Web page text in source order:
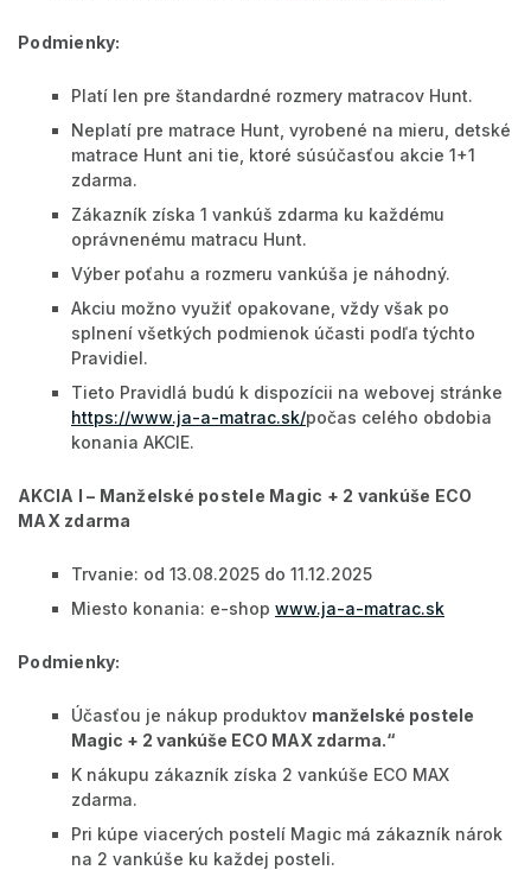
Podmienky:
Platí len pre štandardné rozmery matracov Hunt.
Neplatí pre matrace Hunt, vyrobené na mieru, detské
matrace Hunt ani tie, ktoré súsúčasťou akcie 1+1
zdarma.
Zákazník získa 1 vankúš zdarma ku každému
oprávnenému matracu Hunt.
Výber poťahu a rozmeru vankúša je náhodný.
Akciu možno využiť opakovane, vždy však po
splnení všetkých podmienok účasti podľa týchto
Pravidiel.
Tieto Pravidlá budú k dispozícii na webovej stránke
https://www.ja-a-matrac.sk/počas celého obdobia
konania AKCIE.
AKCIA I – Manželské postele Magic + 2 vankúše ECO
MAX zdarma
Trvanie: od 13.08.2025 do 11.12.2025
Miesto konania: e-shop www.ja-a-matrac.sk
Podmienky:
Účasťou je nákup produktov manželské postele
Magic + 2 vankúše ECO MAX zdarma.“
K nákupu zákazník získa 2 vankúše ECO MAX
zdarma.
Pri kúpe viacerých postelí Magic má zákazník nárok
na 2 vankúše ku každej posteli.